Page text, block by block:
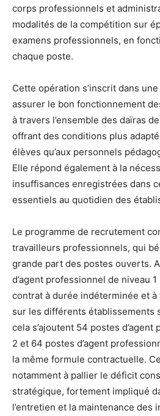
corps professionnels et
modalités de la compétition sur
examens professionnels, en
chaque poste.
Cette opération s’inscrit dans
assurer le bon fonctionnement
à travers l’ensemble des daïras
offrant des conditions plus
élèves qu’aux personnels
Elle répond également à la
insuffisances enregistrées dans
essentiels au quotidien des
Le programme de recrutement
travailleurs professionnels, qui
grande part des postes ouverts.
d’agent professionnel de niveau
contrat à durée indéterminée et
sur les différents établissements
cela s’ajoutent 54 postes
2 et 64 postes d’agent
la même formule contractuelle.
notamment à pallier le déficit
stratégique, fortement impliqué
l’entretien et la maintenance des